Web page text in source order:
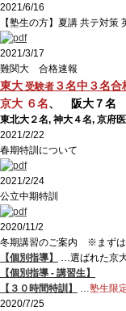
2021/6/16
【塾生の方】夏講 共テ対策
2021/3/17
難関大 合格速報
東大 受験者 ３名中３名合
京大 ６名、 阪大７名
東北大２名, 神大４名, 京府
2021/2/22
春期特訓について
2021/2/24
公立中期特訓
2020/11/2
冬期講習のご案内 ※まずは
【個別指導】
…選ばれた京
【個別指導 - 講習生】
【３０時間特訓】
…塾生限
2020/7/25